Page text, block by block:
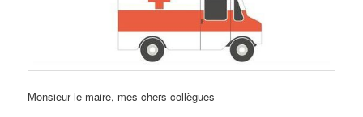
Monsieur le maire, mes chers collègues